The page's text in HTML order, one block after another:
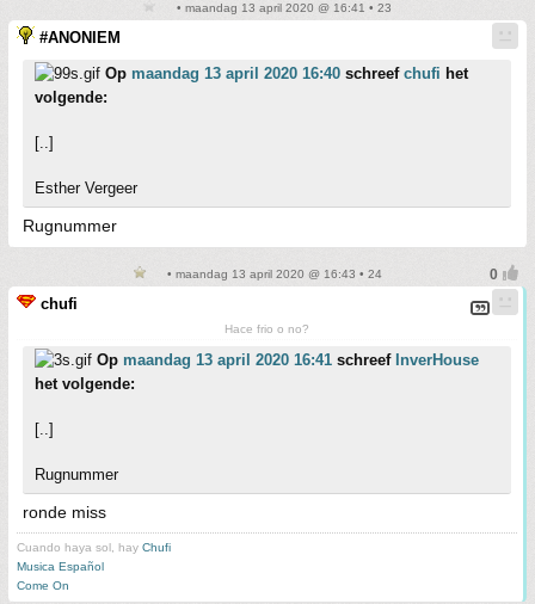
• maandag 13 april 2020 @ 16:41 • 23
#ANONIEM
Op maandag 13 april 2020 16:40 schreef chufi het
volgende:
[..]
Esther Vergeer
Rugnummer
• maandag 13 april 2020 @ 16:43 • 24
chufi
Hace frio o no?
Op maandag 13 april 2020 16:41 schreef InverHouse
het volgende:
[..]
Rugnummer
ronde miss
Cuando haya sol, hay Chufi
Musica Español
Come On